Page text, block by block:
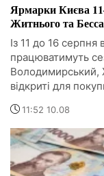
Ярмарки Києва
Житнього та
Із 11 до 16 серпня
працюватимуть
Володимирський,
відкриті для
11:52 10.08